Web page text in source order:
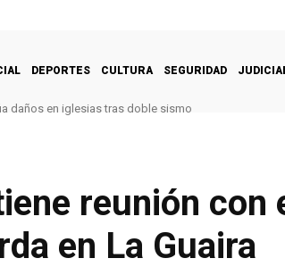
DEPORTES CULTURA SEGURIDAD
daños en iglesias tras doble sismo
reunión con
en La Guaira